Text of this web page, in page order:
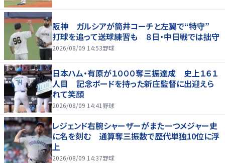
阪神 ガルシアが筒井コーチと左翼で“特守”
打球を追って送球練習も ８日・中日戦では拙守
2026/08/09 14:53野球
日本ハム・有原が１０００奪三振達成 史上１６１
人目 記念ボードを持った新庄監督に出迎えら
れて笑顔
2026/08/09 14:41 野球
レジェンド右腕シャーザーがまた一つメジャー史
に名を刻む 通算奪三振数で歴代単独10位に浮
上
2026/08/09 14:37野球